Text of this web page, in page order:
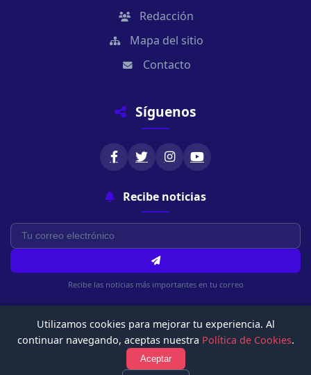
Redacción
Mapa del sitio
Contacto
Síguenos
Recibe noticias
Recibe las noticias más importantes en tu correo
© 2026 Chachapoyasonline.Com. Todos los derechos reservados.
Utilizamos cookies para mejorar tu experiencia. Al
continuar navegando, aceptas nuestra Política de Cookies.
Aceptar